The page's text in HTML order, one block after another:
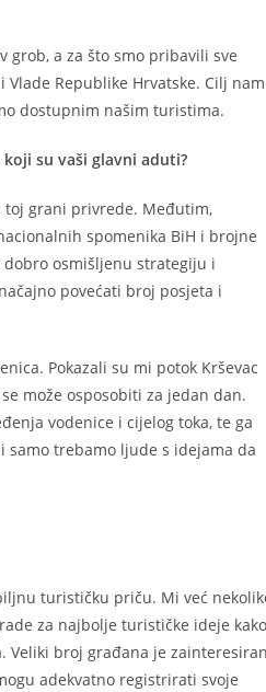
grob, a za što smo pribavili sve
Republike Hrvatske. Cilj nam
dostupnim našim turistima.
su vaši glavni aduti?
grani privrede. Međutim,
spomenika BiH i brojne
osmišljenu strategiju i
povećati broj posjeta i
Pokazali su mi potok Krševac
može osposobiti za jedan dan.
vodenice i cijelog toka, te ga
trebamo ljude s idejama da
turističku priču. Mi već
za najbolje turističke ideje kako
Veliki broj građana je zainteresiran
adekvatno registrirati svoje